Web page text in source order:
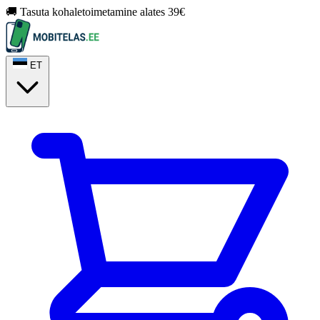
🚚 Tasuta kohaletoimetamine alates 39€
ET